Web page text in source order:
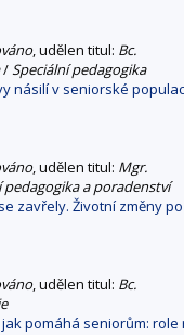
, udělen titul: Bc.
/Speciální pedagogika
násilí v seniorské
, udělen titul: Mgr.
pedagogika a poradenství
zavřely. Životní změny
, udělen titul: Bc.
jak pomáhá seniorům: